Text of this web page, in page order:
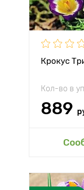
Крокус
Кол-во в
889